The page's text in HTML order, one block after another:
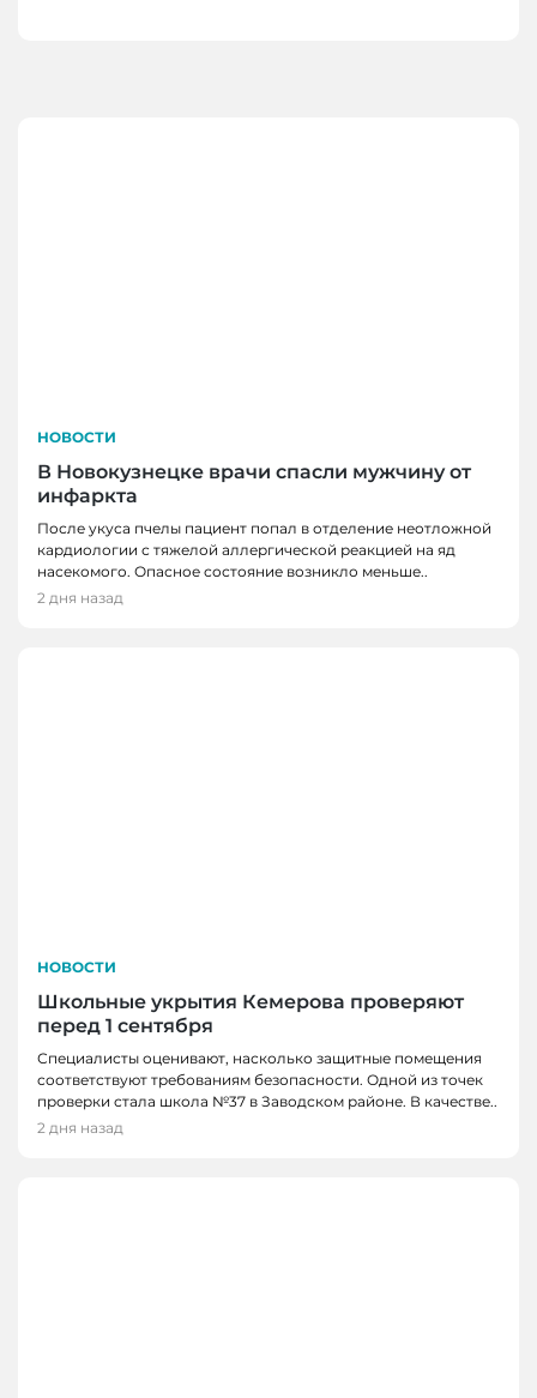
НОВОСТИ
В Новокузнецке врачи спасли мужчину от
инфаркта
После укуса пчелы пациент попал в отделение неотложной
кардиологии с тяжелой аллергической реакцией на яд
насекомого. Опасное состояние возникло меньше..
2 дня назад
НОВОСТИ
Школьные укрытия Кемерова проверяют
перед 1 сентября
Специалисты оценивают, насколько защитные помещения
соответствуют требованиям безопасности. Одной из точек
проверки стала школа №37 в Заводском районе. В качестве..
2 дня назад